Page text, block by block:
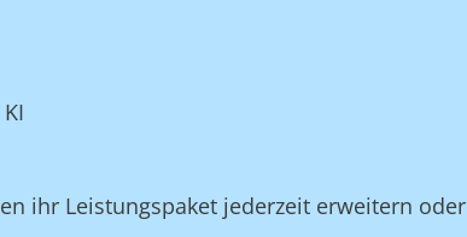
ihr Leistungspaket jederzeit erweitern oder